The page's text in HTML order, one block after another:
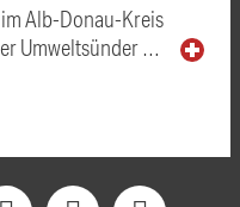
Alb-Donau-Kreis
Umweltsünder …